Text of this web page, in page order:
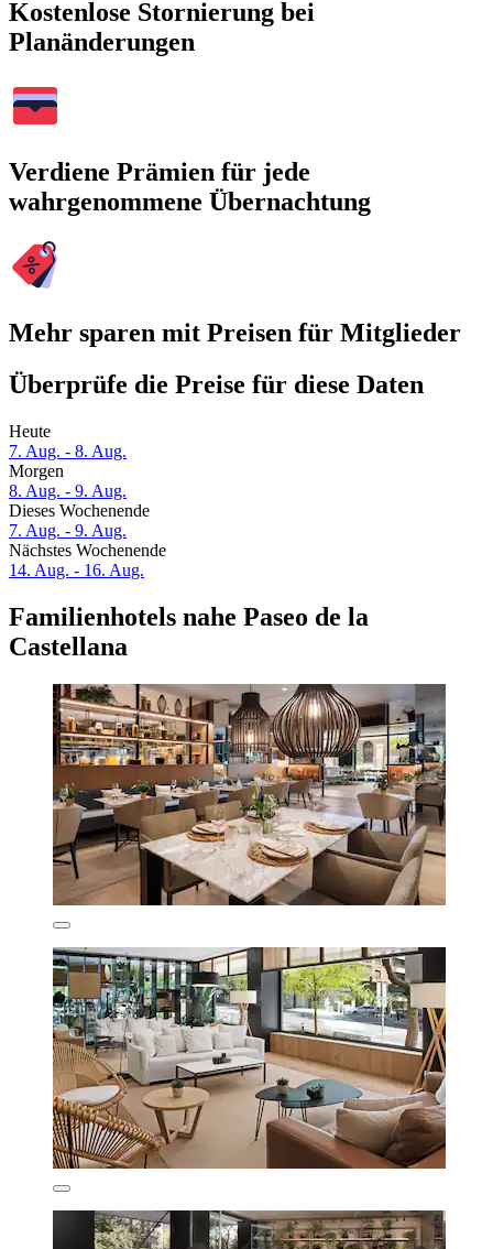
Kostenlose Stornierung bei
Planänderungen
Verdiene Prämien für jede
wahrgenommene Übernachtung
Mehr sparen mit Preisen für Mitglieder
Überprüfe die Preise für diese Daten
Heute
7. Aug. - 8. Aug.
Morgen
8. Aug. - 9. Aug.
Dieses Wochenende
7. Aug. - 9. Aug.
Nächstes Wochenende
14. Aug. - 16. Aug.
Familienhotels nahe Paseo de la
Castellana